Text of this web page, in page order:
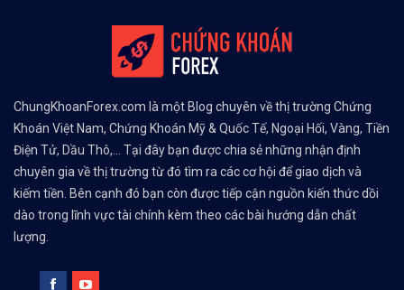
ChungKhoanForex.com là một Blog chuyên về thị trường Chứng
Khoán Việt Nam, Chứng Khoán Mỹ & Quốc Tế, Ngoại Hối, Vàng, Tiền
Điện Tử, Dầu Thô,... Tại đây bạn được chia sẻ những nhận định
chuyên gia về thị trường từ đó tìm ra các cơ hội để giao dịch và
kiếm tiền. Bên cạnh đó bạn còn được tiếp cận nguồn kiến thức dồi
dào trong lĩnh vực tài chính kèm theo các bài hướng dẫn chất
lượng.